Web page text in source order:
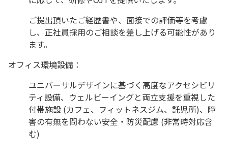
ご提出頂いたご経歴書や、面接での評価等を考慮
し、正社員採用のご相談を差し上げる可能性があり
ます。
オフィス環境設備：
ユニバーサルデザインに基づく高度なアクセシビリ
ティ設備、ウェルビーイングと両立支援を重視した
付帯施設 (カフェ、フィットネスジム、託児所)、障
害の有無を問わない安全・防災配慮 (非常時対応含
む)